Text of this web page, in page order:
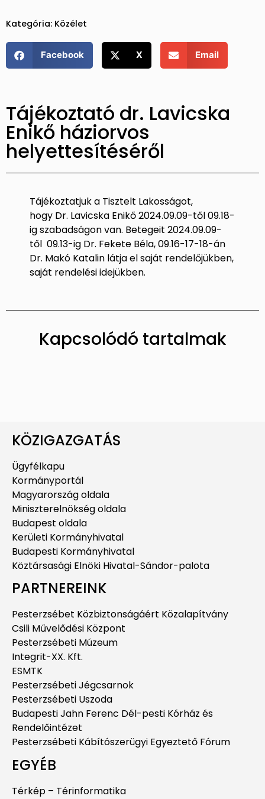
Kategória: Közélet
Facebook X Email
Tájékoztató dr. Lavicska
Enikő háziorvos
helyettesítéséről
Tájékoztatjuk a Tisztelt Lakosságot,
hogy Dr. Lavicska Enikő 2024.09.09-től 09.18-
ig szabadságon van. Betegeit 2024.09.09-
től 09.13-ig Dr. Fekete Béla, 09.16-17-18-án
Dr. Makó Katalin látja el saját rendelőjükben,
saját rendelési idejükben.
Kapcsolódó tartalmak
KÖZIGAZGATÁS
Ügyfélkapu
Kormányportál
Magyarország oldala
Miniszterelnökség oldala
Budapest oldala
Kerületi Kormányhivatal
Budapesti Kormányhivatal
Köztársasági Elnöki Hivatal-Sándor-palota
PARTNEREINK
Pesterzsébet Közbiztonságáért Közalapítvány
Csili Művelődési Központ
Pesterzsébeti Múzeum
Integrit-XX. Kft.
ESMTK
Pesterzsébeti Jégcsarnok
Pesterzsébeti Uszoda
Budapesti Jahn Ferenc Dél-pesti Kórház és
Rendelőintézet
Pesterzsébeti Kábítószerügyi Egyeztető Fórum
EGYÉB
Térkép – Térinformatika